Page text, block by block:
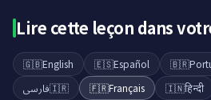
Lire cette leçon dans
🇬🇧English 🇪🇸Español 🇧🇷
🇮🇷فارسی 🇫🇷Français 🇮🇳हिन्दी